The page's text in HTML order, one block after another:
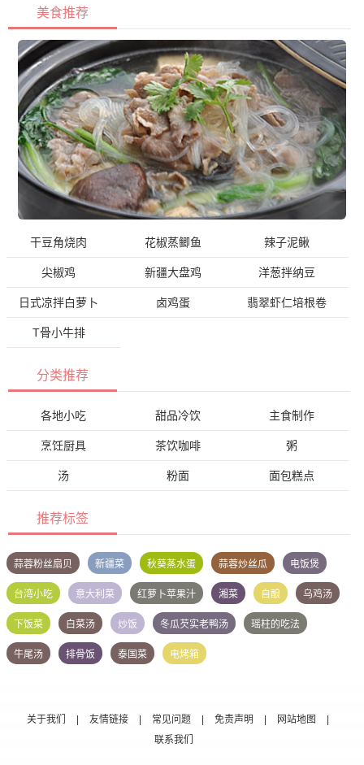
美食推荐
干豆角烧肉 花椒蒸鲫鱼 辣子泥鳅
尖椒鸡 新疆大盘鸡 洋葱拌纳豆
日式凉拌白萝卜 卤鸡蛋 翡翠虾仁培根卷
T骨小牛排
分类推荐
各地小吃 甜品冷饮 主食制作
烹饪厨具 茶饮咖啡 粥
汤 粉面 面包糕点
推荐标签
蒜蓉粉丝扇贝 新疆菜 秋葵蒸水蛋 蒜蓉炒丝瓜 电饭煲
台湾小吃 意大利菜 红萝卜苹果汁 湘菜 自酿 乌鸡汤
下饭菜 白菜汤 炒饭 冬瓜芡实老鸭汤 瑶柱的吃法
牛尾汤 排骨饭 泰国菜 电烤箱
关于我们 友情链接 常见问题 免责声明 网站地图
联系我们